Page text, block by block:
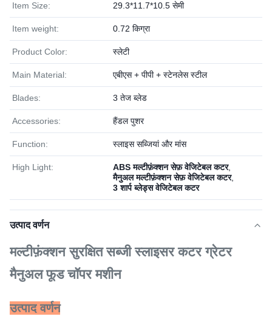
Item Size: 29.3*11.7*10.5 सेमी
Item weight: 0.72 किग्रा
Product Color: स्लेटी
Main Material: एबीएस + पीपी + स्टेनलेस स्टील
Blades: 3 तेज ब्लेड
Accessories: हैंडल पुशर
Function: स्लाइस सब्जियां और मांस
High Light: ABS मल्टीफ़ंक्शन सेफ़ वेजिटेबल कटर,
मैनुअल मल्टीफ़ंक्शन सेफ़ वेजिटेबल कटर,
3 शार्प ब्लेड्स वेजिटेबल कटर
उत्पाद वर्णन
मल्टीफ़ंक्शन सुरक्षित सब्जी स्लाइसर कटर ग्रेटर
मैनुअल फूड चॉपर मशीन
उत्पाद वर्णन